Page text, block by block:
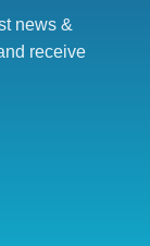
news &
receive